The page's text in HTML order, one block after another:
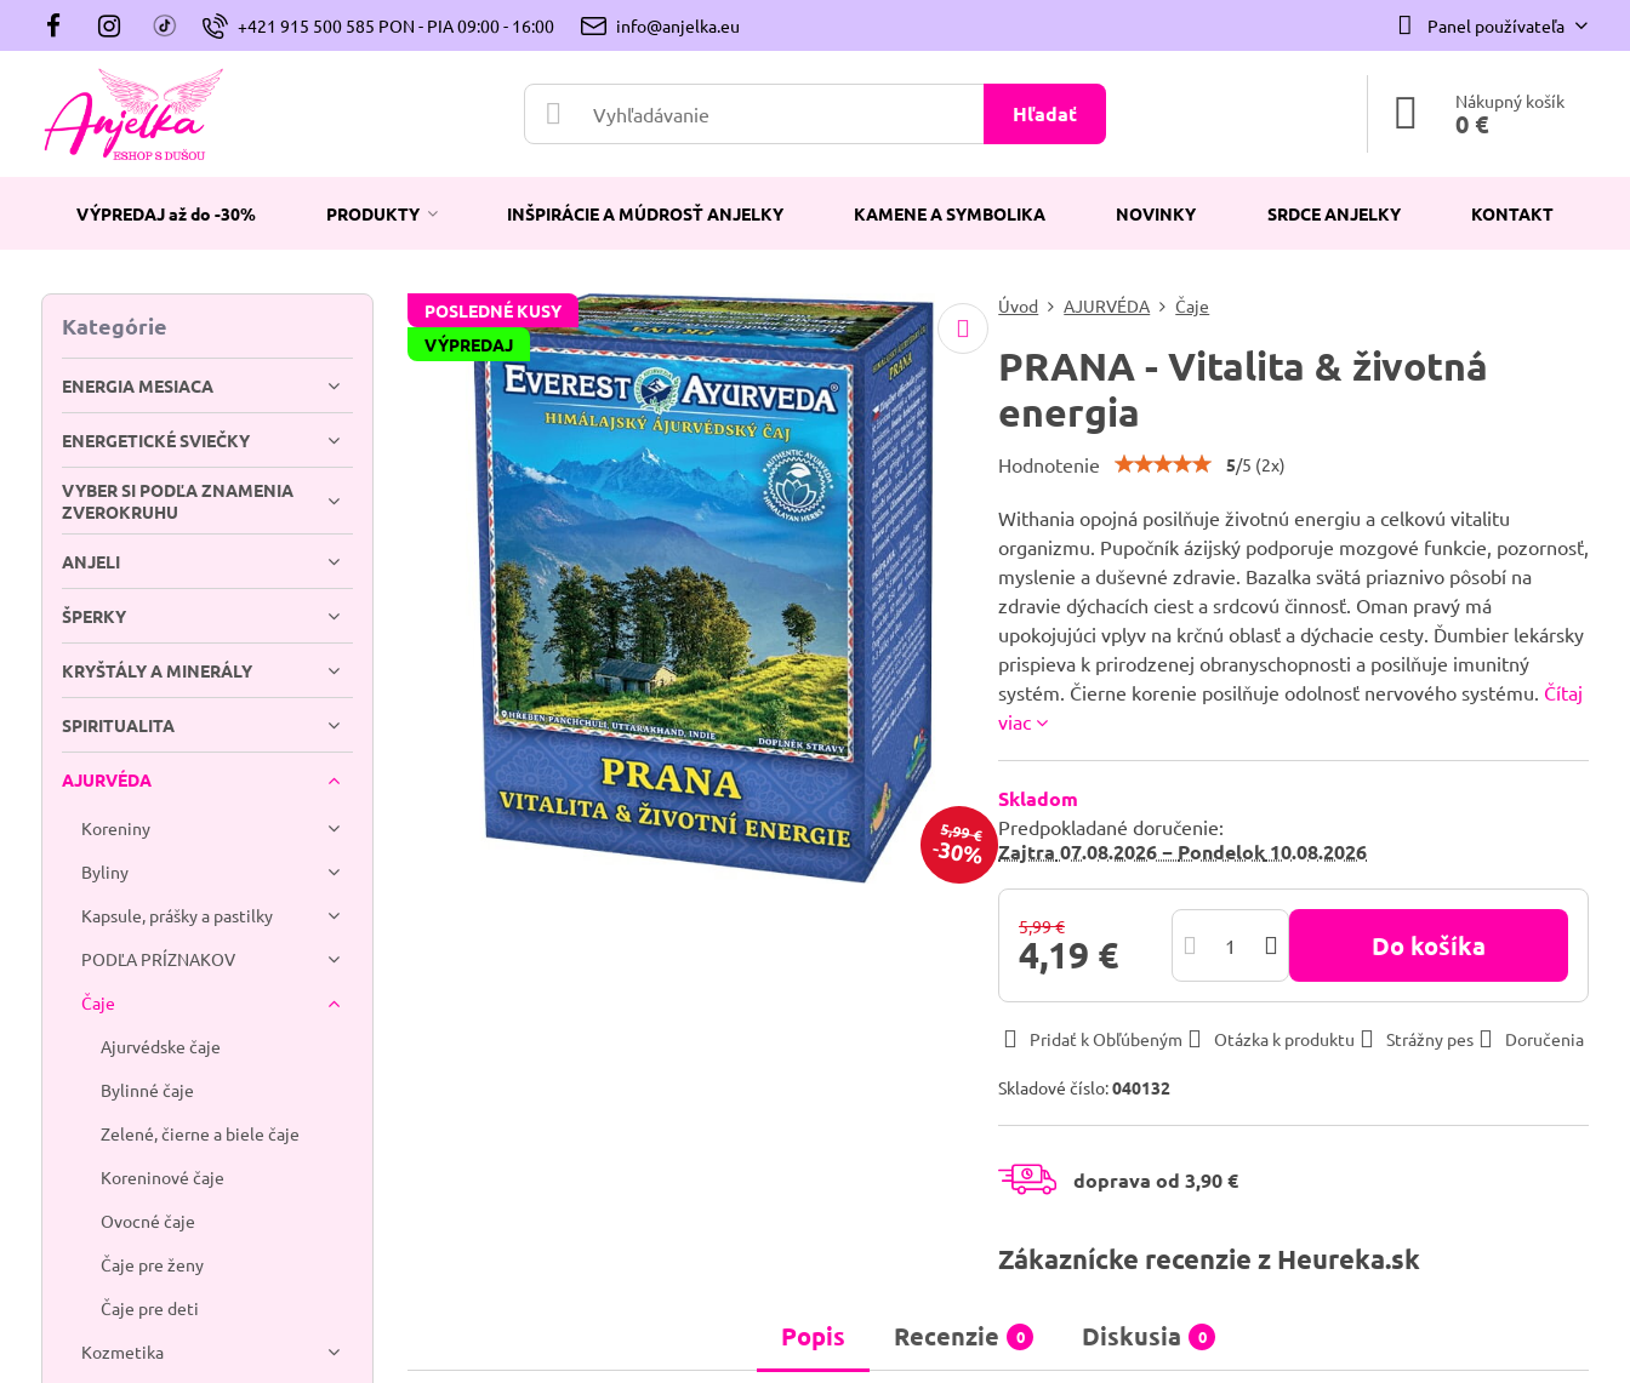
+421 915 500 585 PON - PIA 09:00 - 16:00 info@anjelka.eu Panel používateľa
Hľadať Nákupný košík
0 €
VÝPREDAJ až do -30% PRODUKTY INŠPIRÁCIE A MÚDROSŤ ANJELKY KAMENE A SYMBOLIKA NOVINKY SRDCE ANJELKY KONTAKT
POSLEDNÉ KUSY
VÝPREDAJ
5,99 €
30%
Úvod AJURVÉDA Čaje
PRANA - Vitalita & životná
energia
Hodnotenie 5/5 (2x)
Withania opojná posilňuje životnú energiu a celkovú vitalitu
organizmu. Pupočník ázijský podporuje mozgové funkcie, pozornosť,
myslenie a duševné zdravie. Bazalka svätá priaznivo pôsobí na
zdravie dýchacích ciest a srdcovú činnosť. Oman pravý má
upokojujúci vplyv na krčnú oblasť a dýchacie cesty. Ďumbier lekársky
prispieva k prirodzenej obranyschopnosti a posilňuje imunitný
systém. Čierne korenie posilňuje odolnosť nervového systému. Čítaj
viac
Skladom
Predpokladané doručenie:
Zajtra 07.08.2026 − Pondelok 10.08.2026
5,99 €
4,19 € Do košíka
Pridať k Obľúbeným Otázka k produktu Strážny pes Doručenia
Skladové číslo:040132
doprava od 3,90 €
Zákaznícke recenzie z Heureka.sk
Popis Recenzie 0 Diskusia 0
Kategórie
ENERGIA MESIACA
ENERGETICKÉ SVIEČKY
VYBER SI PODĽA ZNAMENIA
ZVEROKRUHU
ANJELI
ŠPERKY
KRYŠTÁLY A MINERÁLY
SPIRITUALITA
AJURVÉDA
Koreniny
Byliny
Kapsule, prášky a pastilky
PODĽA PRÍZNAKOV
Čaje
Ajurvédske čaje
Bylinné čaje
Zelené, čierne a biele čaje
Koreninové čaje
Ovocné čaje
Čaje pre ženy
Čaje pre deti
Kozmetika